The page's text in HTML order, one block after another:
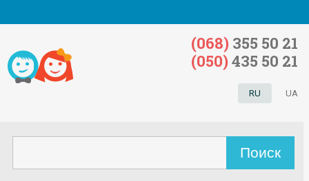
RU UA
(068) 355 50 21
(050) 435 50 21